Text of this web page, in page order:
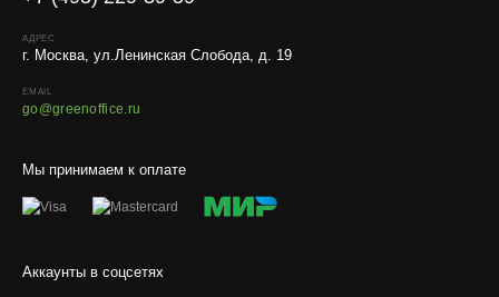
Мы принимаем к оплате
Аккаунты в соцсетях
АДРЕС
г. Москва, ул.Ленинская Слобода, д. 19
EMAIL
go@greenoffice.ru